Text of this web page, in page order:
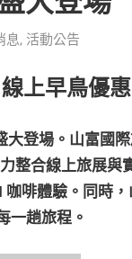
息, 活動公告
上早鳥優
登場。山富國
整合線上旅展
啡體驗。同時
一趟旅程。